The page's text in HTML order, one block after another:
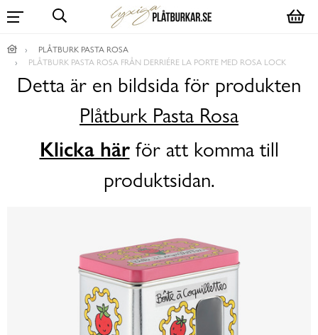
PLÅTBURK PASTA ROSA
PLÅTBURK PASTA ROSA FRÅN DERRIÉRE LA PORTE MED ROSA LOCK
Detta är en bildsida för produkten
Plåtburk Pasta Rosa
Klicka härför att komma till
produktsidan.